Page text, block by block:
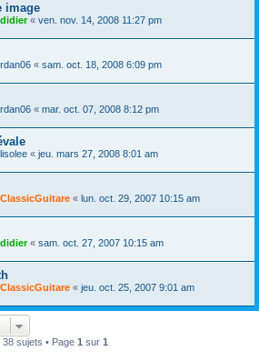
image
didier« ven. nov. 14, 2008 11:27 pm
rdan06 « sam. oct. 18, 2008 6:09 pm
rdan06 « mar. oct. 07, 2008 8:12 pm
lisolee « jeu. mars 27, 2008 8:01 am
ClassicGuitare « lun. oct. 29, 2007 10:15 am
didier« sam. oct. 27, 2007 10:15 am
ClassicGuitare « jeu. oct. 25, 2007 9:01 am
38 sujets • Page 1 sur 1